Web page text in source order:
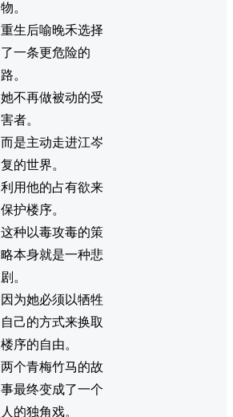
物。
重生后喻晚禾选择
了一条更危险的
路。
她不再做被动的受
害者。
而是主动走进江岑
复的世界。
利用他的占有欲来
保护楼序。
这种以毒攻毒的策
略本身就是一种悲
剧。
因为她必须以牺牲
自己的方式来换取
楼序的自由。
两个青梅竹马的故
事最终变成了一个
人的独角戏。